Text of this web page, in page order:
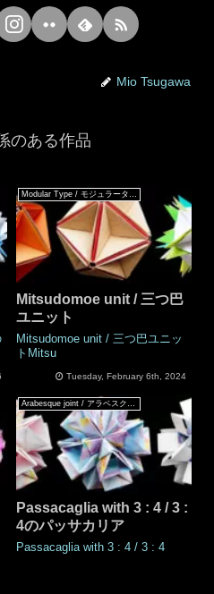
Mio Tsugawa
のある作品
Modular Type / モジュラータイプ
Mitsudomoe unit / 三つ巴
ユニット
Mitsudomoe unit / 三つ巴ユニッ
トMitsu
Tuesday, February 6th, 2024
Passacaglia with 3 : 4 / 3 :
4のパッサカリア
Passacaglia with 3 : 4 / 3 : 4